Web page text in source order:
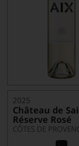
2025
Château de
Réserve Rosé
CÔTES DE